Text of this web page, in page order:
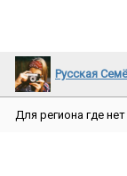
Русская
Для региона где